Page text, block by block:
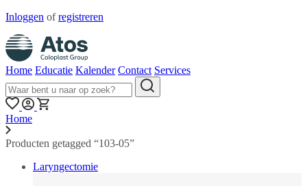
Inloggen ofregistreren
Home Educatie Kalender Contact Services
Home
Producten getagged “103-05”
Laryngectomie